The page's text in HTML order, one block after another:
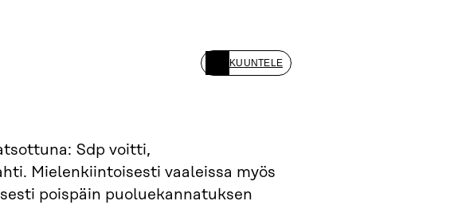
KUUNTELE
Sdp voitti,
Mielenkiintoisesti vaaleissa myös
poispäin puoluekannatuksen